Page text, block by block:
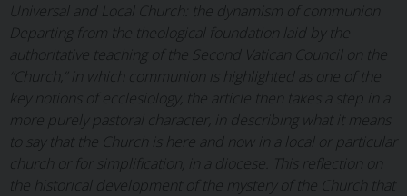
Universal and Local Church: the dynamism of communion
Departing from the theological foundation laid by the
authoritative teaching of the Second Vatican Council on the
“Church,” in which communion is highlighted as one of the
key notions of ecclesiology, the article then takes a step in a
more purely pastoral character, in describing what it means
to say that the Church is here and now in a local or particular
church or for simplification, in a diocese. This reflection on
the historical development of the mystery of the Church that